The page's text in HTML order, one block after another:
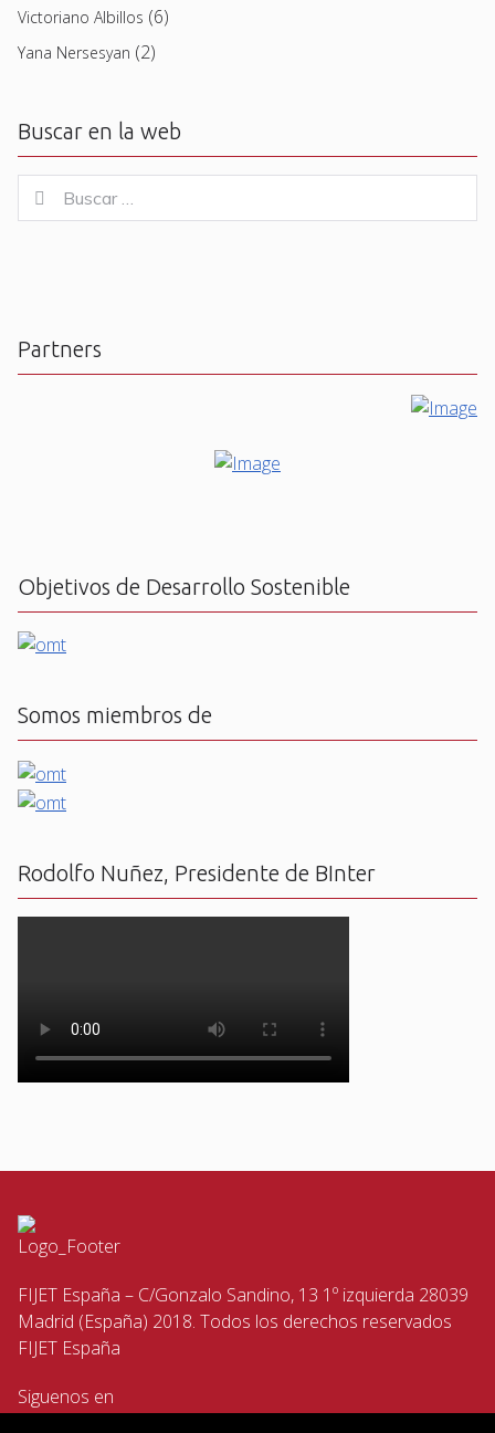
Victoriano Albillos (6)
Yana Nersesyan (2)
Buscar en la web
for:
Buscar
Partners
Objetivos de Desarrollo Sostenible
Somos miembros de
Rodolfo Nuñez, Presidente de BInter
FIJET España – C/Gonzalo Sandino, 13 1º izquierda 28039
Madrid (España) 2018. Todos los derechos reservados
FIJET España
Siguenos en